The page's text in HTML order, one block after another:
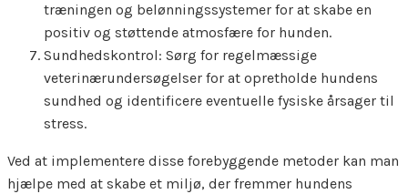
træningen og belønningssystemer for at skabe en
positiv og støttende atmosfære for hunden.
Sundhedskontrol: Sørg for regelmæssige
veterinærundersøgelser for at opretholde hundens
sundhed og identificere eventuelle fysiske årsager til
stress.
Ved at implementere disse forebyggende metoder kan man
hjælpe med at skabe et miljø, der fremmer hundens